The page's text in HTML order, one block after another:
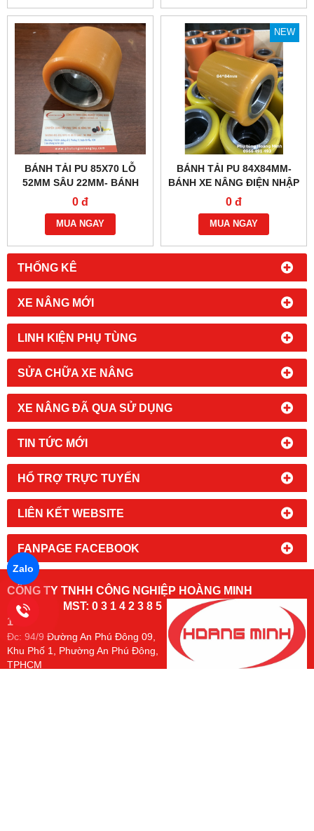
THỐNG KÊ
XE NÂNG MỚI
LINH KIỆN PHỤ TÙNG
SỬA CHỮA XE NÂNG
XE NÂNG ĐÃ QUA SỬ DỤNG
TIN TỨC MỚI
HỔ TRỢ TRỰC TUYẾN
LIÊN KẾT WEBSITE
FANPAGE FACEBOOK
BÁNH TẢI PU 85X70 LỖ
52MM SÂU 22MM- BÁNH
XE HELI, HANGCHA
0 đ
MUA NGAY
NEW
BÁNH TẢI PU 84X84MM-
BÁNH XE NÂNG ĐIỆN NHẬP
KHẨU
0 đ
MUA NGAY
CÔNG TY TNHH CÔNG NGHIỆP HOÀNG MINH
MST: 0 3 1 4 2 3 8 5
1 8
Đc: 94/9 Đường An Phú Đông 09,
Khu Phố 1, Phường An Phú Đông,
TPHCM
Zalo